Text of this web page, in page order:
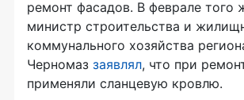
ремонт фасадов. В феврале того
министр строительства и
коммунального хозяйства
Черномаз заявлял, что при
применяли сланцевую кровлю.